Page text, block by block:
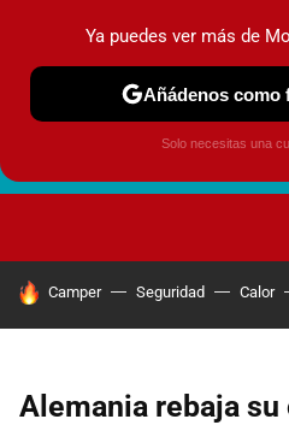
HOY SE HABLA DE
Camper Seguridad Calor
Alemania rebaja
Ya puedes ver más de
Añádenos como
Solo necesitas una